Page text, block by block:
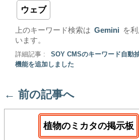
ウェブ
上のキーワード検索は Gemini
を
います。
詳細記事 :
SOY CMSのキーワード自動
機能を追加しました
← 前の記事へ
植物のミカタの掲示板